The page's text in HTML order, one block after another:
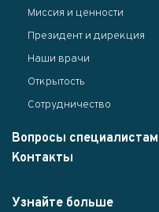
Миссия и ценности
Президент и дирекция
Наши врачи
Открытость
Сотрудничество
Вопросы специалистам
Контакты
Узнайте больше